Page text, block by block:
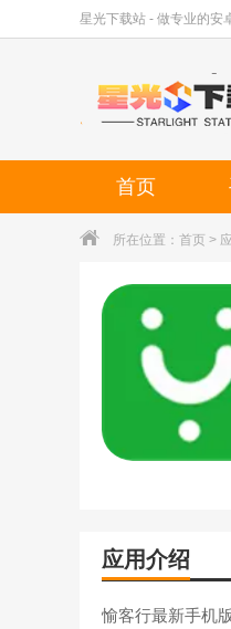
星光下载站 - 做专业的安
首页
所在位置： 首页 >
应用介绍
愉客行最新手机